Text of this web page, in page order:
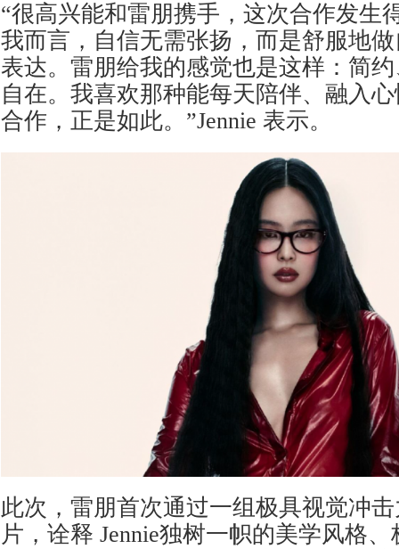
“很高兴能和雷朋携手，这次合作发生
我而言，自信无需张扬，而是舒服地
表达。雷朋给我的感觉也是这样：简
自在。我喜欢那种能每天陪伴、融入
合作，正是如此。”Jennie 表示。
此次，雷朋首次通过一组极具视觉冲
片，诠释 Jennie独树一帜的美学风格